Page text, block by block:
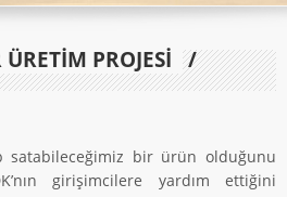
PROJESİ /
satabileceğimiz bir ürün olduğunu
girişimcilere yardım ettiğini